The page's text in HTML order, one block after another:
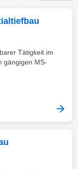
Tätigkeit im
gängigen MS-